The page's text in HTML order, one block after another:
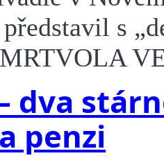
s
dva
penzi